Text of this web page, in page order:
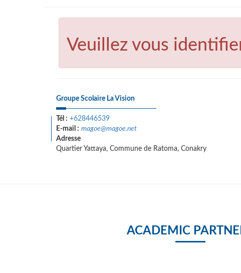
Veuillez vous
Groupe Scolaire La Vision
Tél : +628446539
E-mail : magoe@magoe.net
Adresse
Quartier Yattaya, Commune de Ratoma, Conakry
ACADEMIC